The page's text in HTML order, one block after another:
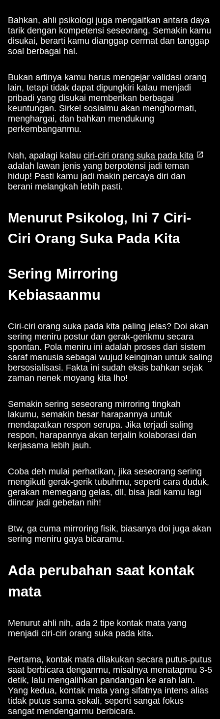
Bahkan, ahli psikologi juga mengaitkan antara daya
tarik dengan kompetensi seseorang. Semakin kamu
disukai, berarti kamu dianggap cermat dan tanggap
soal berbagai hal.
Bukan artinya kamu harus mengejar validasi orang
lain, tetapi tidak dapat dipungkiri kalau menjadi
pribadi yang disukai memberikan berbagai
keuntungan. Sirkel sosialmu akan menghormati,
menghargai, dan bahkan mendukung
perkembanganmu.
Nah, apalagi kalau ciri-ciri orang suka pada kita
adalah lawan jenis yang berpotensi jadi teman
hidup! Pasti kamu jadi makin percaya diri dan
berani melangkah lebih pasti.
Menurut Psikolog, Ini 7 Ciri-
Ciri Orang Suka Pada Kita
Sering Mirroring
Kebiasaanmu
Ciri-ciri orang suka pada kita paling jelas? Doi akan
sering meniru postur dan gerak-gerikmu secara
spontan. Pola meniru ini adalah proses dari sistem
saraf manusia sebagai wujud keinginan untuk saling
bersosialisasi. Fakta ini sudah eksis bahkan sejak
zaman nenek moyang kita lho!
Semakin sering seseorang mirroring tingkah
lakumu, semakin besar harapannya untuk
mendapatkan respon serupa. Jika terjadi saling
respon, harapannya akan terjalin kolaborasi dan
kerjasama lebih jauh.
Coba deh mulai perhatikan, jika seseorang sering
mengikuti gerak-gerik tubuhmu, seperti cara duduk,
gerakan memegang gelas, dll, bisa jadi kamu lagi
diincar jadi gebetan nih!
Btw, ga cuma mirroring fisik, biasanya doi juga akan
sering meniru gaya bicaramu.
Ada perubahan saat kontak
mata
Menurut ahli nih, ada 2 tipe kontak mata yang
menjadi ciri-ciri orang suka pada kita.
Pertama, kontak mata dilakukan secara putus-putus
saat berbicara denganmu, misalnya menatapmu 3-5
detik, lalu mengalihkan pandangan ke arah lain.
Yang kedua, kontak mata yang sifatnya intens alias
tidak putus sama sekali, seperti sangat fokus
sangat mendengarmu berbicara.